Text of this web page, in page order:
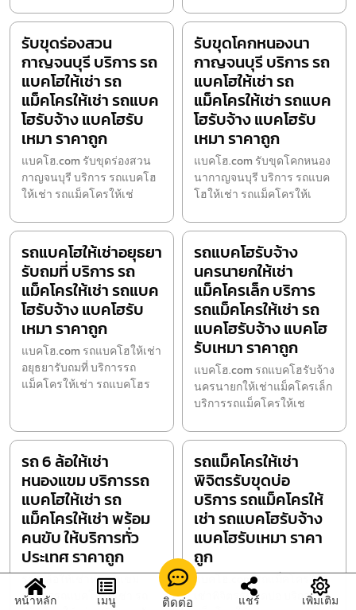
รับขุดร่องสวน
กาญจนบุรี บริการ รถ
แบคโฮให้เช่า รถ
แม็คโครให้เช่า รถแบค
โฮรับจ้าง แบคโฮรับ
เหมา ราคาถูก
แบคโฮ.com รับขุดร่องสวน
กาญจนบุรี บริการ รถแบคโฮ
ให้เช่า รถแม็คโครให้เช่
รับขุดโคกหนองนา
กาญจนบุรี บริการ รถ
แบคโฮให้เช่า รถ
แม็คโครให้เช่า รถแบค
โฮรับจ้าง แบคโฮรับ
เหมา ราคาถูก
แบคโฮ.com รับขุดโคกหนอง
นากาญจนบุรี บริการ รถแบค
โฮให้เช่า รถแม็คโครให้เ
รถแบคโฮให้เช่าอยุธยา
รับถมที่ บริการ รถ
แม็คโครให้เช่า รถแบค
โฮรับจ้าง แบคโฮรับ
เหมา ราคาถูก
แบคโฮ.com รถแบคโฮให้เช่า
อยุธยารับถมที่ บริการรถ
แม็คโครให้เช่า รถแบคโฮร
รถแบคโฮรับจ้าง
นครนายกให้เช่า
แม็คโครเล็ก บริการ
รถแม็คโครให้เช่า รถ
แบคโฮรับจ้าง แบคโฮ
รับเหมา ราคาถูก
แบคโฮ.com รถแบคโฮรับจ้าง
นครนายกให้เช่าแม็คโครเล็ก
บริการรถแม็คโครให้เช
รถ 6 ล้อให้เช่า
หนองแขม บริการรถ
แบคโฮให้เช่า รถ
แม็คโครให้เช่า พร้อม
คนขับ ให้บริการทั่ว
ประเทศ ราคาถูก
รถ 6 ล้อให้เช่าหนองแขม
บริการรถแบคโฮให้เช่า รถ
รถแม็คโครให้เช่า
พิจิตรรับขุดบ่อ
บริการ รถแม็คโครให้
เช่า รถแบคโฮรับจ้าง
แบคโฮรับเหมา ราคา
ถูก
แบคโฮ.com รถแม็คโครให้
เช่าพิจิตรรับขุดบ่อ บริการรถ
หน้าหลัก เมนู ติดต่อ แชร์ เพิ่มเติม